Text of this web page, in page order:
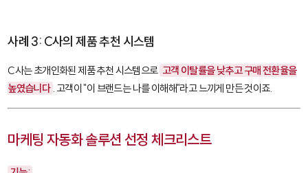
사례 3: C사의 제품 추천 시스템
C사는 초개인화된 제품 추천 시스템으로 고객 이탈률을 낮추고 구매 전환율을
높였습니다 . 고객이 "이 브랜드는 나를 이해해"라고 느끼게 만든 것이죠.
마케팅 자동화 솔루션 선정 체크리스트